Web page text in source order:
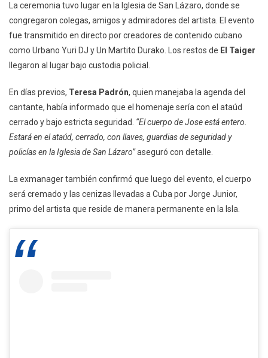
Adiós
La ceremonia tuvo lugar en la Iglesia de San Lázaro, donde se
congregaron colegas, amigos y admiradores del artista. El evento
fue transmitido en directo por creadores de contenido cubano
como Urbano Yuri DJ y Un Martito Durako. Los restos de El Taiger
llegaron al lugar bajo custodia policial.
En días previos, Teresa Padrón, quien manejaba la agenda del
cantante, había informado que el homenaje sería con el ataúd
cerrado y bajo estricta seguridad. “El cuerpo de Jose está entero.
Estará en el ataúd, cerrado, con llaves, guardias de seguridad y
policías en la Iglesia de San Lázaro”aseguró con detalle.
La exmanager también confirmó que luego del evento, el cuerpo
será cremado y las cenizas llevadas a Cuba por Jorge Junior,
primo del artista que reside de manera permanente en la Isla.